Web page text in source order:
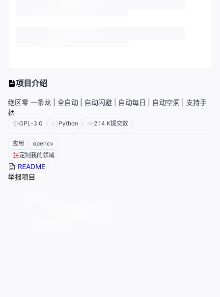
项目介绍
绝区零 一条龙 | 全自动 | 自动闪避 | 自动每日 | 自动空洞 | 支持手
柄
GPL-3.0 Python 2.14 K提交数
应用
opencv
定制我的领域
README
举报项目